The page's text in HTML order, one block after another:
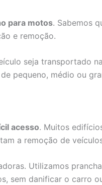
para motos. Sabemos
e remoção.
seja transportado
pequeno, médio ou
acesso. Muitos
a remoção de
Utilizamos
sem danificar o carro